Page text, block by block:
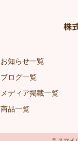
お知らせ一覧
ブログ一覧
メディア掲載一覧
商品一覧